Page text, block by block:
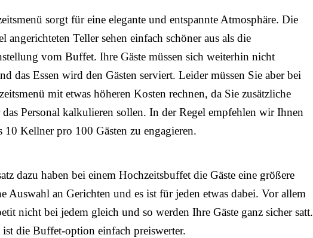
sorgt für eine elegante und entspannte Atmosphäre. Die
angerichteten Teller sehen einfach schöner aus als die
vom Buffet. Ihre Gäste müssen sich weiterhin nicht
das Essen wird den Gästen serviert. Leider müssen Sie aber bei
mit etwas höheren Kosten rechnen, da Sie zusätzliche
Personal kalkulieren sollen. In der Regel empfehlen wir Ihnen
10 Kellner pro 100 Gästen zu engagieren.
dazu haben bei einem Hochzeitsbuffet die Gäste eine größere
Auswahl an Gerichten und es ist für jeden etwas dabei. Vor allem
nicht bei jedem gleich und so werden Ihre Gäste ganz sicher satt.
die Buffet-option einfach preiswerter.